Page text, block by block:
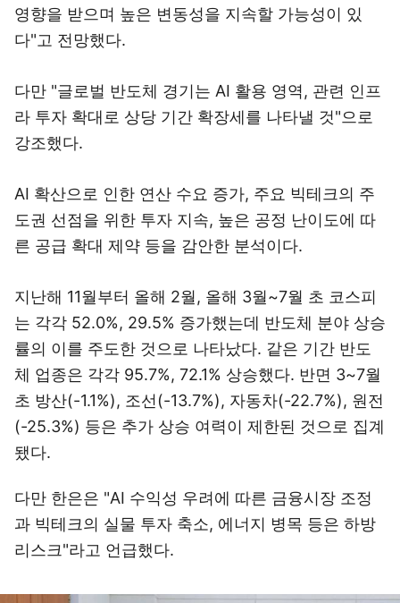
영향을 받으며 높은 변동성을 지속할 가능성이 있
다"고 전망했다.
다만 "글로벌 반도체 경기는 AI 활용 영역, 관련 인프
라 투자 확대로 상당 기간 확장세를 나타낼 것"으로
강조했다.
AI 확산으로 인한 연산 수요 증가, 주요 빅테크의 주
도권 선점을 위한 투자 지속, 높은 공정 난이도에 따
른 공급 확대 제약 등을 감안한 분석이다.
지난해 11월부터 올해 2월, 올해 3월~7월 초 코스피
는 각각 52.0%, 29.5% 증가했는데 반도체 분야 상승
률의 이를 주도한 것으로 나타났다. 같은 기간 반도
체 업종은 각각 95.7%, 72.1% 상승했다. 반면 3~7월
초 방산(-1.1%), 조선(-13.7%), 자동차(-22.7%), 원전
(-25.3%) 등은 추가 상승 여력이 제한된 것으로 집계
됐다.
다만 한은은 "AI 수익성 우려에 따른 금융시장 조정
과 빅테크의 실물 투자 축소, 에너지 병목 등은 하방
리스크"라고 언급했다.